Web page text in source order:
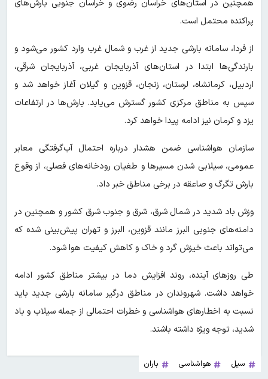
همچنین در استان‌های خراسان رضوی و خراسان جنوبی بارش‌های
پراکنده محتمل است.
از فردا، سامانه بارشی جدید از غرب و شمال غرب وارد کشور می‌شود و
بارندگی‌ها ابتدا در استان‌های آذربایجان غربی، آذربایجان شرقی،
اردبیل، کرمانشاه، لرستان، زنجان، قزوین و گیلان آغاز خواهد شد و
سپس به مناطق مرکزی کشور گسترش می‌یابد. بارش‌ها در ارتفاعات
یزد و کرمان نیز ادامه پیدا خواهد کرد.
سازمان هواشناسی ضمن هشدار درباره احتمال آب‌گرفتگی معابر
عمومی، سیلابی شدن مسیرها و طغیان رودخانه‌های فصلی، از وقوع
بارش تگرگ و صاعقه در برخی مناطق خبر داد.
وزش باد شدید در شمال شرق، شرق و جنوب شرق کشور و همچنین در
دامنه‌های جنوبی البرز مانند قزوین، البرز و تهران پیش‌بینی شده که
می‌تواند باعث خیزش گرد و خاک و کاهش کیفیت هوا شود.
طی روزهای آینده، روند افزایش دما در بیشتر مناطق کشور ادامه
خواهد داشت. شهروندان در مناطق درگیر سامانه بارشی جدید باید
نسبت به اخطارهای هواشناسی و خطرات احتمالی از جمله سیلاب و باد
شدید، توجه ویژه داشته باشند.
سیل هواشناسی باران